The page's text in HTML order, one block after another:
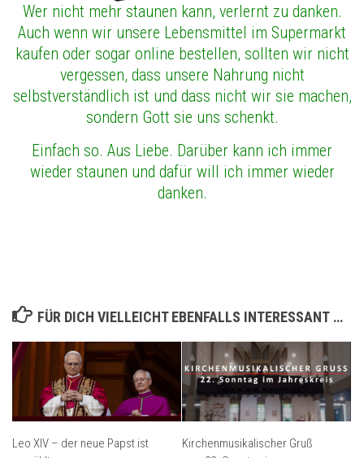
Wer nicht mehr staunen kann, verlernt zu danken.
Auch wenn wir unsere Lebensmittel im Supermarkt
kaufen oder sogar online bestellen, sollten wir nicht
vergessen, dass unsere Nahrung nicht
selbstverständlich ist und dass nicht wir sie machen,
sondern Gott sie uns schenkt.
Einfach so. Aus Liebe. Darüber kann ich immer
wieder staunen und dafür will ich immer wieder
danken.
FÜR DICH VIELLEICHT EBENFALLS INTERESSANT …
Leo XIV – der neue Papst ist
Kirchenmusikalischer Gruß